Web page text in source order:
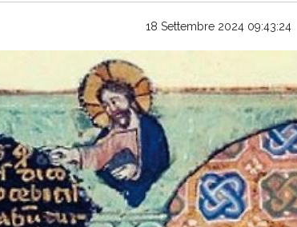
18 Settembre 2024 09:43:24